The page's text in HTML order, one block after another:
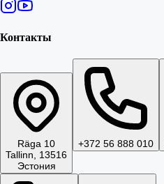
Контакты
Räga 10
Tallinn, 13516
Эстония
+372 56 888 010